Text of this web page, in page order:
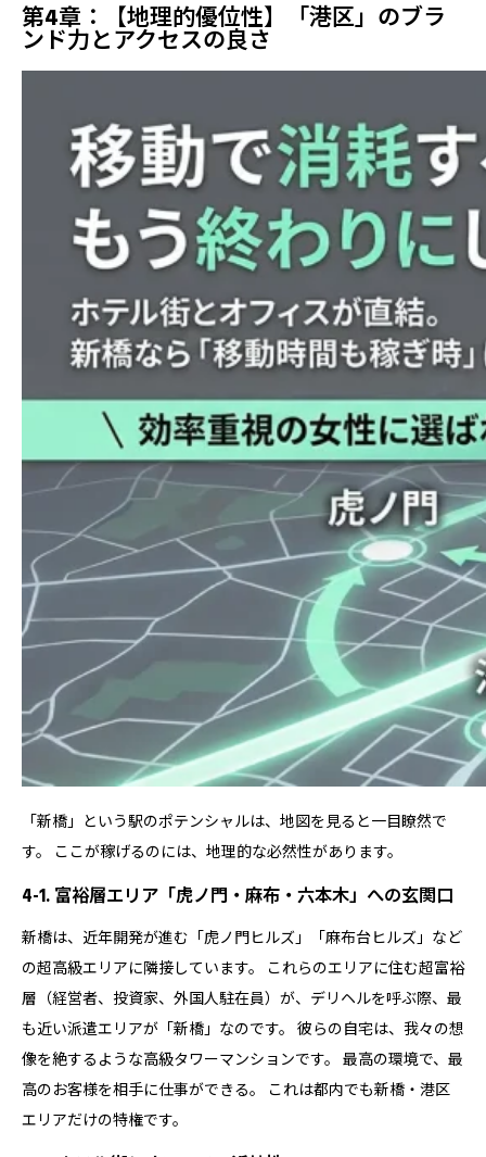
第4章：【地理的優位性】「港区」のブラ
ンド力とアクセスの良さ
「新橋」という駅のポテンシャルは、地図を見ると一目瞭然で
す。 ここが稼げるのには、地理的な必然性があります。
4-1. 富裕層エリア「虎ノ門・麻布・六本木」への玄関口
新橋は、近年開発が進む「虎ノ門ヒルズ」「麻布台ヒルズ」など
の超高級エリアに隣接しています。 これらのエリアに住む超富裕
層（経営者、投資家、外国人駐在員）が、デリヘルを呼ぶ際、最
も近い派遣エリアが「新橋」なのです。 彼らの自宅は、我々の想
像を絶するような高級タワーマンションです。 最高の環境で、最
高のお客様を相手に仕事ができる。 これは都内でも新橋・港区
エリアだけの特権です。